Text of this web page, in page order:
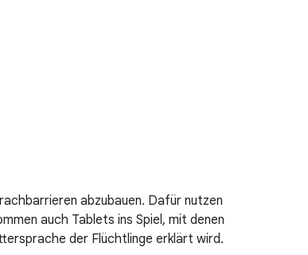
abzubauen. Dafür nutzen
auch Tablets ins Spiel, mit denen
der Flüchtlinge erklärt wird.